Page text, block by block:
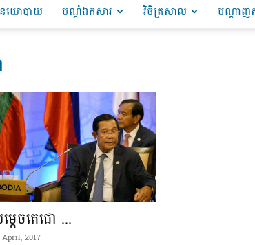
I
យោបាយ បណ្ដុំឯកសារ វិចិត្រសាល បណ្តាញ
តេច​តេជោ ...
April, 2017